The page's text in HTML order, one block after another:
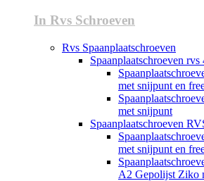
In Rvs Schroeven
Rvs Spaanplaatschroeven
Spaanplaatschroeven rvs
met snijpunt en
met snijpunt
Spaanplaatschroeven
met snijpunt en
A2 Gepolijst Ziko